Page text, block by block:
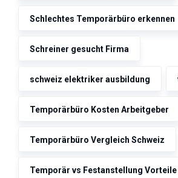
Schlechtes Temporärbüro erkennen
Schreiner gesucht Firma
schweiz elektriker ausbildung
Temporärbüro Kosten Arbeitgeber
Temporärbüro Vergleich Schweiz
Temporär vs Festanstellung Vorteile